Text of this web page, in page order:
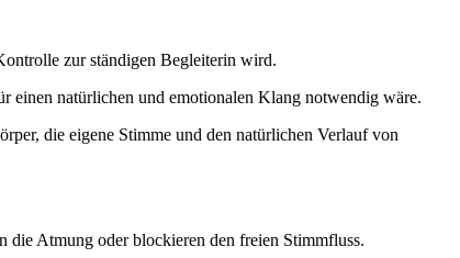
zur ständigen Begleiterin wird.
einen natürlichen und emotionalen Klang notwendig wäre.
die eigene Stimme und den natürlichen Verlauf von
die Atmung oder blockieren den freien Stimmfluss.